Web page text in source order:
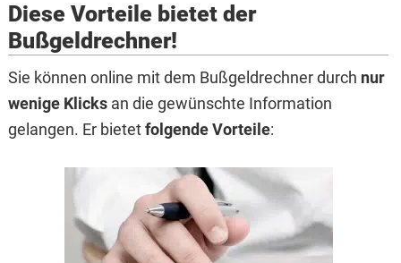
Diese Vorteile bietet der
Bußgeldrechner!
Sie können online mit dem Bußgeldrechner durch nur
wenige Klicksan die gewünschte Information
gelangen. Er bietetfolgende Vorteile: